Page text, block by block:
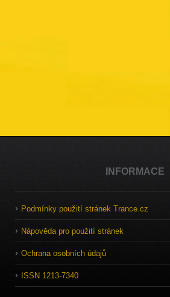
INFORMACE
Podmínky použití stránek Trance.cz
Nápověda pro použití stránek
Ochrana osobních údajů
ISSN 1213-7340